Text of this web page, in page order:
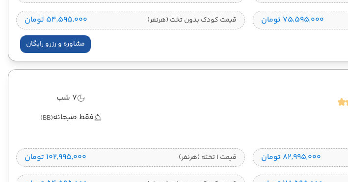
۷۵٬۵۹۵٬۰۰۰ تومان قیمت کودک بدون تخت (هرنفر) ۵۴٬۵۹۵٬۰۰۰ تومان
مشاوره و رزرو رایگان
7 شب
فقط صبحانه(BB)
۸۲٬۹۹۵٬۰۰۰ تومان قیمت 1 تخته (هرنفر) ۱۰۲٬۹۹۵٬۰۰۰ تومان